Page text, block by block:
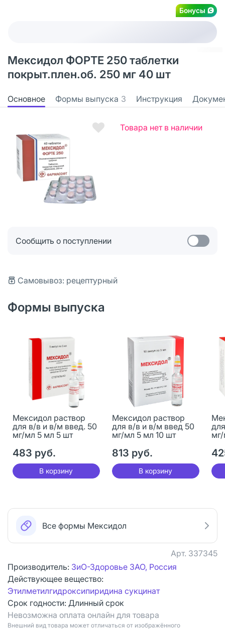
Бонусы
Мексидол ФОРТЕ 250 таблетки
покрыт.плен.об. 250 мг 40 шт
Основное Формы выпуска 3 Инструкция
Товара нет в наличии
Сообщить о поступлении
Самовывоз: рецептурный
Формы выпуска
Мексидол раствор
для в/в и в/м введ. 50
мг/мл 5 мл 5 шт
483 руб.
В корзину
Мексидол раствор
для в/в и в/м введ 50
мг/мл 5 мл 10 шт
813 руб.
В корзину
Все формы Мексидол
Арт. 337345
Производитель: ЗиО-Здоровье ЗАО, Россия
Действующее вещество:
Этилметилгидроксипиридина сукцинат
Срок годности: Длинный срок
Невозможна оплата онлайн для товара
Bнешний вид товара может отличаться от изображённого